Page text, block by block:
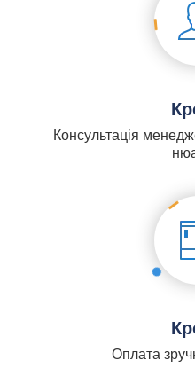
Консультація
Оплата